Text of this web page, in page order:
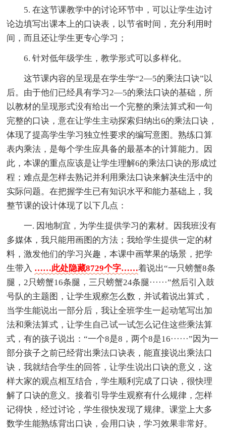
5. 在这节课教学中的讨论环节中，可以让学生边讨
论边填写出课本上的口诀表，以节省时间，充分利用时
间，而且还让学生更专心学习；
6. 针对低年级学生，教学形式可以多样化。
这节课内容的呈现是在学生学“2—5的乘法口诀”以
后。由于他们已经具有学习2—5的乘法口诀的基础，所
以教材的呈现形式没有给出一个完整的乘法算式和一句
完整的口诀，意在让学生主动探索归纳出6的乘法口诀，
体现了提高学生学习独立性要求的编写意图。熟练口算
表内乘法，是每个学生应具备的最基本的计算能力。因
此，本课的重点应该是让学生理解6的乘法口诀的形成过
程；难点是怎样去熟记并利用乘法口诀来解决生活中的
实际问题。在把握学生已有知识水平和能力基础上，我
整节课的设计体现了以下几点：
一. 因地制宜，为学生提供学习的素材。因我班没有
多媒体，我只能用画图的方法；我给学生提供一定的材
料，激发他们的学习兴趣，本课中画苹果的场景，把学
生带入 ……此处隐藏8729个字……着说出“一只螃蟹8条
腿，2只螃蟹16条腿，三只螃蟹24条腿······”然后引入鼓
号队的主题图，让学生观察怎么数，并试着说出算式，
当学生能说出一部分后，我让全班学生一起动笔写出加
法和乘法算式，让学生自己试一试怎么记住这些乘法算
式，有的孩子说出：“一个8是8，两个8是16······”因为一
部分孩子之前已经背出乘法口诀表，能直接说出乘法口
诀，我就结合学生的回答，让学生说出口诀的意义，这
样大家的观点相互结合，学生顺利完成了口诀，很快理
解了口诀的意义。接着引导学生观察有什么规律，怎样
记得快，经过讨论，学生很快发现了规律。课堂上大多
数学生能熟练背出口诀，会用口诀，学习效果非常好。